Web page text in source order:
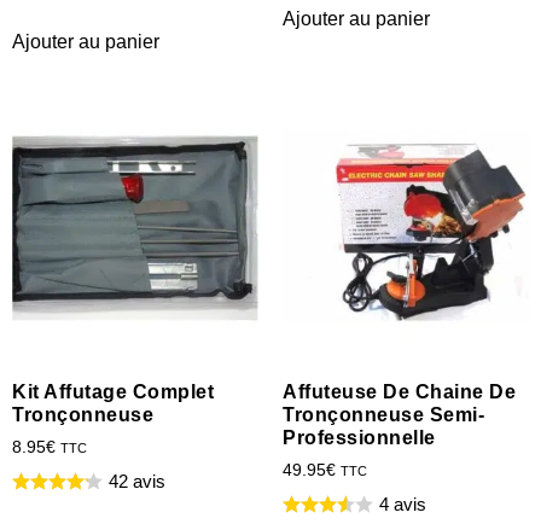
Ajouter au panier
Ajouter au panier
Kit Affutage Complet
Tronçonneuse
8.95€ TTC
42 avis
Affuteuse De Chaine De
Tronçonneuse Semi-
Professionnelle
49.95€ TTC
4 avis